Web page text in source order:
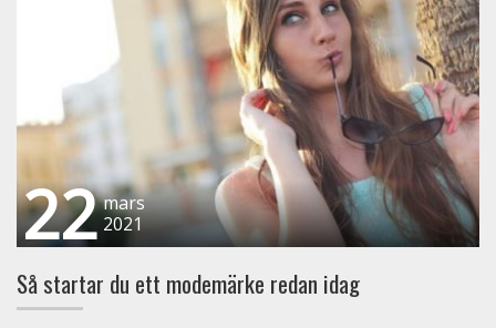
22 mars
2021
Så startar du ett modemärke redan idag